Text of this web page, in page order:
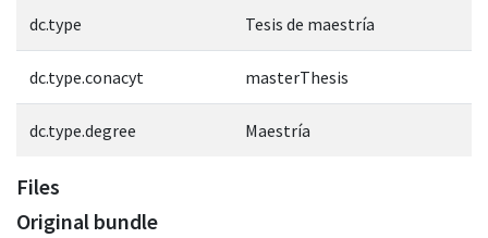
dc.type Tesis de maestría
dc.type.conacyt masterThesis
dc.type.degree Maestría
Files
Original bundle